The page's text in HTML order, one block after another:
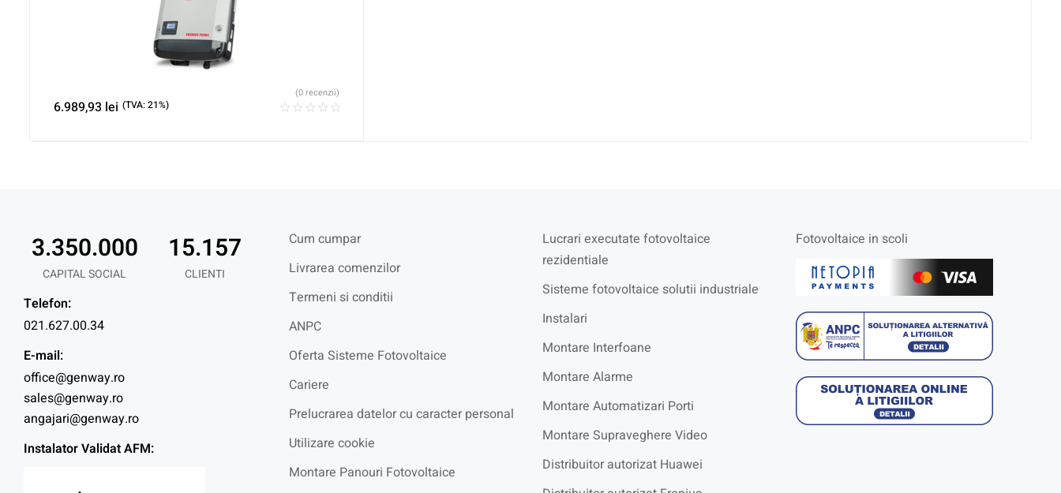
6.989,93 lei (TVA: 21%)
(0 recenzii)
CAPITAL SOCIAL
3.350.000
CLIENTI
15.157
Telefon:
021.627.00.34
E-mail:
office@genway.ro
sales@genway.ro
angajari@genway.ro
Instalator Validat AFM:
Cum cumpar
Livrarea comenzilor
Termeni si conditii
ANPC
Oferta Sisteme Fotovoltaice
Cariere
Prelucrarea datelor cu caracter personal
Utilizare cookie
Montare Panouri Fotovoltaice
Lucrari executate fotovoltaice
rezidentiale
Sisteme fotovoltaice solutii industriale
Instalari
Montare Interfoane
Montare Alarme
Montare Automatizari Porti
Montare Supraveghere Video
Distribuitor autorizat Huawei
Fotovoltaice in scoli